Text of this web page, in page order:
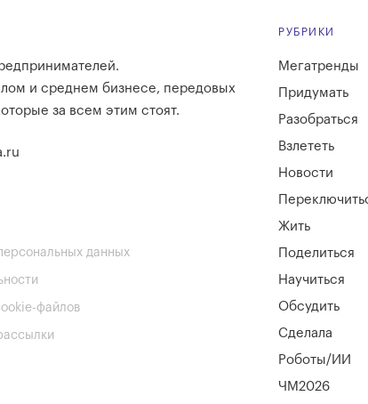
и среднем бизнесе, передовых
за всем этим стоят.
данных
файлов
РУБРИКИ
Мегатренды
Придумать
Разобраться
Взлететь
Новости
Жить
Поделиться
Научиться
Обсудить
Сделала
Роботы/ИИ
ЧМ2026